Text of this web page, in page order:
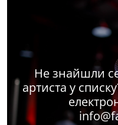
Не знайшли
артиста у